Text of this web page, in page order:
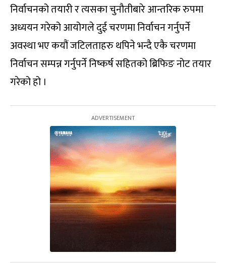
निर्वाचनको तयारी र त्यसका चुनौतीबारे आन्तरिक रुपमा
अध्ययन गरेको आयोगले दुई चरणमा निर्वाचन गर्नुपर्ने
अवस्था भए कयौं जटिलताहरु थपिने भन्दै एकै चरणमा
निर्वाचन सम्पन्न गर्नुपर्ने निष्कर्ष सहितको ब्रिफिङ नोट तयार
गरेको हो ।